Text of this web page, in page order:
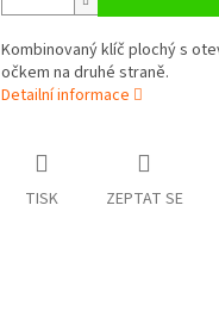
Kombinovaný klíč plochý s
očkem na druhé straně.
Detailní informace
TISK ZEPTAT SE